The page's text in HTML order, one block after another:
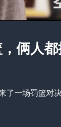
俩人都
了一场罚篮对